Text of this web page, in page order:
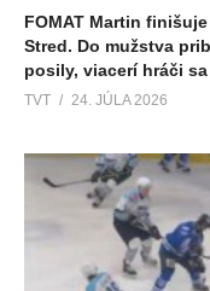
FOMAT Martin
Stred. Do mužstva
posily, viacerí hráči
TVT 24. JÚLA 2026